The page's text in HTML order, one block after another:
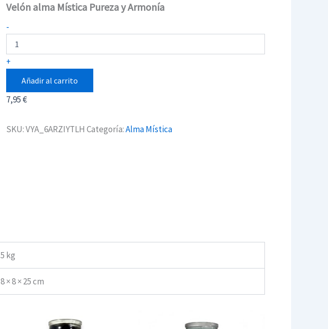
Velón alma Mística Pureza y Armonía
-
alma
Mística
Pureza
y
cantidad
+
Añadir al carrito
7,95€
SKU:VYA_6ARZIYTLH Categoría:Alma Mística
5 kg
8 × 8 × 25 cm